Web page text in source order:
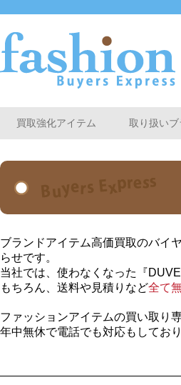
買取強化アイテム 取り扱いブ
ブランドアイテム高価買取のバイ
らせです。
当社では、使わなくなった『
もちろん、送料や見積りなど全て
ファッションアイテムの買い取り
年中無休で電話でも対応もしてお